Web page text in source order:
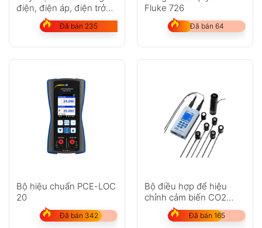
điện, điện áp, điện trở
Sanwa STD5000M
Đã bán 235
Fluke 726
Đã bán 64
Bộ hiệu chuẩn PCE-LOC
20
Đã bán 342
Bộ điều hợp để hiệu
chỉnh cảm biến CO2
Delta OHM HD31.B3
Đã bán 165